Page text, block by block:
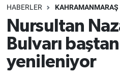
HABERLER KAHRAMANMARAŞ
Nursultan
Bulvarı
yenileniyor
Politika
Ekonomi
İstanbul Trafik
Süper Lig Puan Durumu